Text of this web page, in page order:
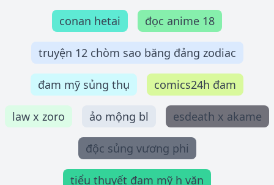
conan hetai đọc anime 18
truyện 12 chòm sao băng đảng zodiac
đam mỹ sủng thụ comics24h đam
law x zoro ảo mộng bl esdeath x akame
độc sủng vương phi
tiểu thuyết đam mỹ h văn